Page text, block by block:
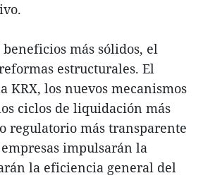
más sólidos, el
estructurales. El
KRX, los nuevos mecanismos
ciclos de liquidación más
regulatorio más transparente
impulsarán la
la eficiencia general del